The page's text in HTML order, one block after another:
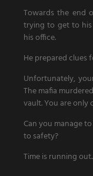
Towards the end
trying to get to
his office.
He prepared clues
Unfortunately,
The mafia
vault. You are only
Can you manage
to safety?
Time is running